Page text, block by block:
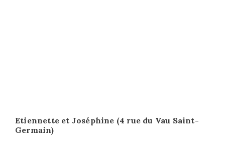
Etiennette et Joséphine (4 rue du Vau Saint-
Germain)